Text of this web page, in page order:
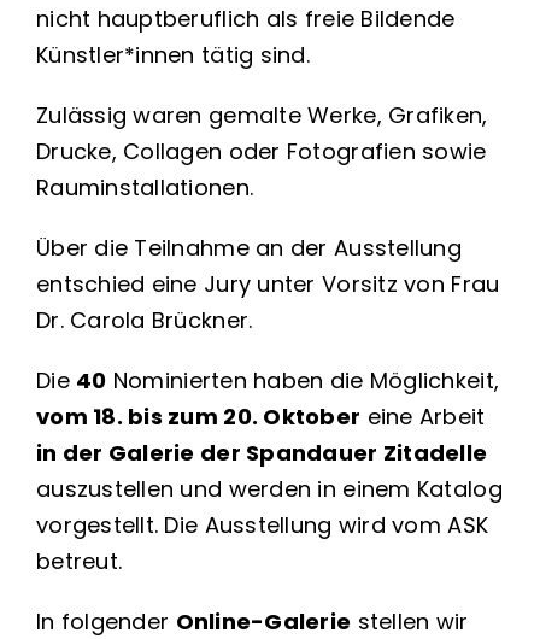
nicht hauptberuflich als freie Bildende
Künstler*innen tätig sind.
Zulässig waren gemalte Werke, Grafiken,
Drucke, Collagen oder Fotografien sowie
Rauminstallationen.
Über die Teilnahme an der Ausstellung
entschied eine Jury unter Vorsitz von Frau
Dr. Carola Brückner.
Die 40 Nominierten haben die Möglichkeit,
vom 18. bis zum 20. Oktober eine Arbeit
in der Galerie der Spandauer Zitadelle
auszustellen und werden in einem Katalog
vorgestellt. Die Ausstellung wird vom ASK
betreut.
In folgender Online-Galerie stellen wir